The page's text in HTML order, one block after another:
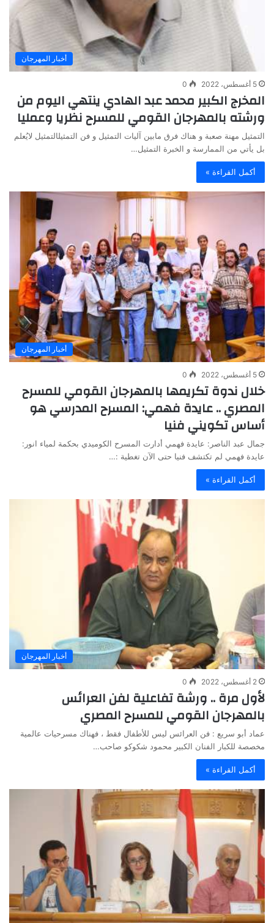
أخبار المهرجان
5 أغسطس، 2022 0
المخرج الكبير محمد عبد الهادي ينتهي اليوم من
ورشته بالمهرجان القومي للمسرح نظريا وعمليا
التمثيل مهنة صعبة و هناك فرق مابين آليات التمثيل و فن التمثيل‏التمثيل لايُعلم
بل يأتي من الممارسة و الخبرة‏ التمثيل…
أكمل القراءة »
أخبار المهرجان
5 أغسطس، 2022 0
خلال ندوة تكريمها بالمهرجان القومي للمسرح
المصري .. عايدة فهمي: المسرح المدرسي هو
أساس تكويني فنيا
جمال عبد الناصر: عايدة فهمي أدارت المسرح الكوميدي بحكمة لمياء انور:
عايدة فهمي لم تكتشف فنيا حتى الآن تغطية :…
أكمل القراءة »
أخبار المهرجان
2 أغسطس، 2022 0
لأول مرة .. ورشة تفاعلية لفن العرائس
بالمهرجان القومي للمسرح المصري
عماد أبو سريع : فن العرائس ليس للأطفال فقط ، فهناك مسرحيات عالمية
مخصصة للكبار الفنان الكبير محمود شكوكو صاحب…
أكمل القراءة »